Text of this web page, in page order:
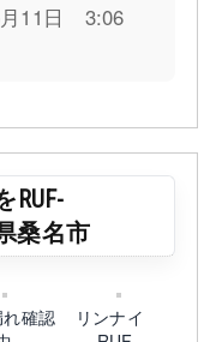
月11日 3:06
RUF-
桑名市
確認
リンナイ